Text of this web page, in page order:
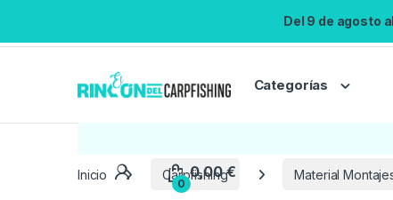
Del 9 de agosto
Categorías
Inicio Carpfishing Material